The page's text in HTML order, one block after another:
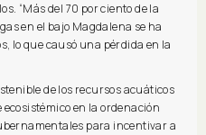
“Más del 70 por ciento de la
en el bajo Magdalena se ha
lo que causó una pérdida en la
de los recursos acuáticos
en la ordenación
para incentivar a